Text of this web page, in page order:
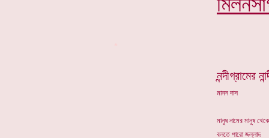
নন্দীগ্রামের
মানস দাস
মানুষ নামের মানুষ
বলতে পারো জল্লাদ